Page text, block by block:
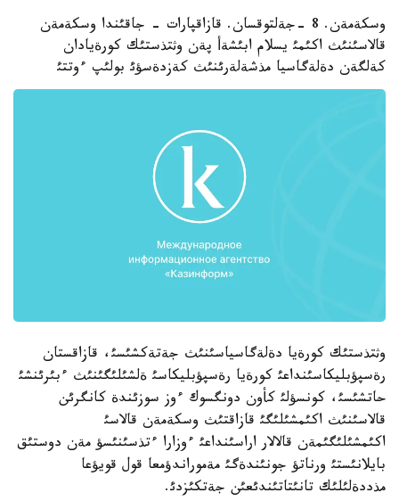
وسكةمةن. 8 -جةلتوقسان. قازاقپارات - جاقئندا وسكةمةن
قالاسئنئث اكئمئ يسلام ابئشةأ پةن وثتذستئك كورةيادان
كةلگةن دةلةگاسيا مذشةلةرئنئث كةزدةسؤئ بولئپ ءوتتئ
وثتذستئك كورةيا دةلةگاسياسئنئث جةتةكشئسئ، قازاقستان
رةسپؤبليكاسئنداعئ كورةيا رةسپؤبليكاسئ ةلشئلئگئنئث ءبئرئنشئ
حاتشئسئ، كونسؤلئ كأون دونگسوك ءوز سوزئندة كانگرئن
قالاسئنئث اكئمشئلئگئ قازاقتئث وسكةمةن قالاسئ
اكئمشئلئگئمةن قالالار اراسئنداعئ ءوزارا ءتذسئنئسؤ مةن دوستئق
بايلانئستئ ورناتؤ جونئندةگئ مةموراندؤمعا قول قويؤعا
مذددةلئلئك تانئتاتئندئعئن جةتكئزدئ.